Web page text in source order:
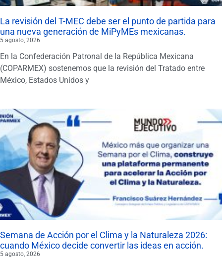
La revisión del T-MEC debe ser el punto de partida para
una nueva generación de MiPyMEs mexicanas.
5 agosto, 2026
En la Confederación Patronal de la República Mexicana
(COPARMEX) sostenemos que la revisión del Tratado entre
México, Estados Unidos y
Semana de Acción por el Clima y la Naturaleza 2026:
cuando México decide convertir las ideas en acción.
5 agosto, 2026